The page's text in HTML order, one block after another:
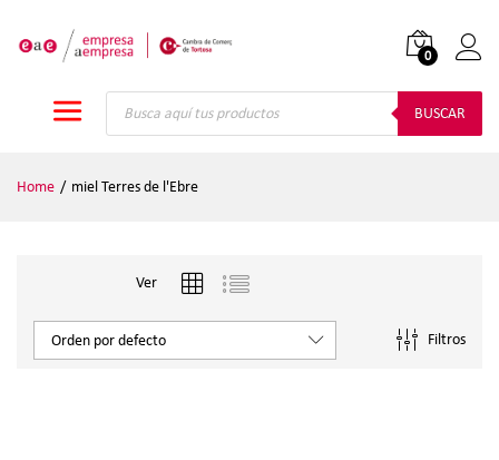
0
Búsqueda
BUSCAR
Home / miel Terres de l'Ebre
Ver
Filtros
Orden por defecto